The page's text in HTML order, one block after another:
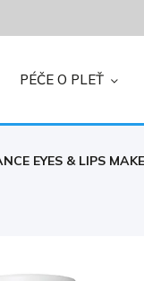
PÉČE O PLEŤ
EYES & LIPS